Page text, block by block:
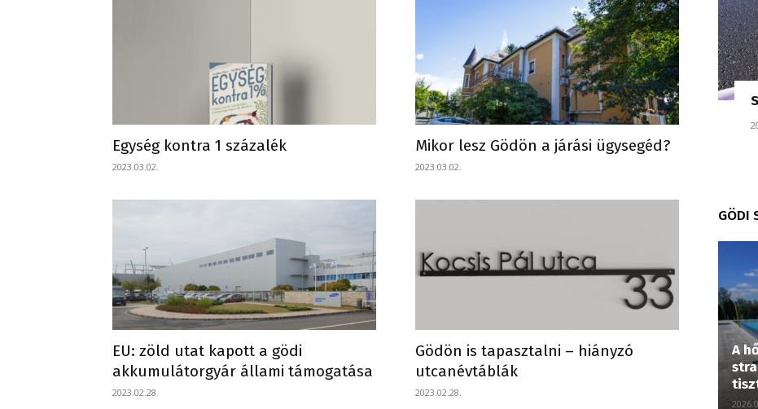
Egység kontra 1 százalék
2023.03.02.
Mikor lesz Gödön a járási ügysegéd?
2023.03.02.
EU: zöld utat kapott a gödi
akkumulátorgyár állami támogatása
2023.02.28.
Gödön is tapasztalni – hiányzó
utcanévtáblák
2023.02.28.
GÖDI
A